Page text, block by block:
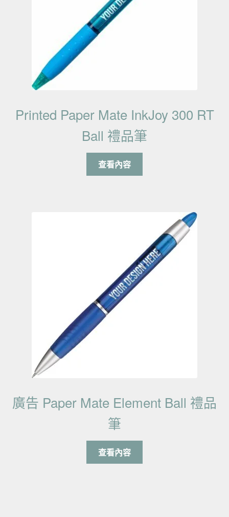
Printed Paper Mate InkJoy 300 RT
Ball 禮品筆
查看內容
廣告 Paper Mate Element Ball 禮品
筆
查看內容